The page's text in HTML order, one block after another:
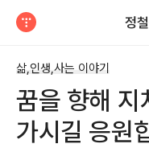
정
삶,인생,사는 이야기
꿈을 향해 지
가시길 응원